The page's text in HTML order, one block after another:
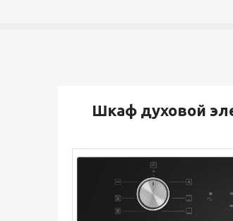
Шкаф духовой